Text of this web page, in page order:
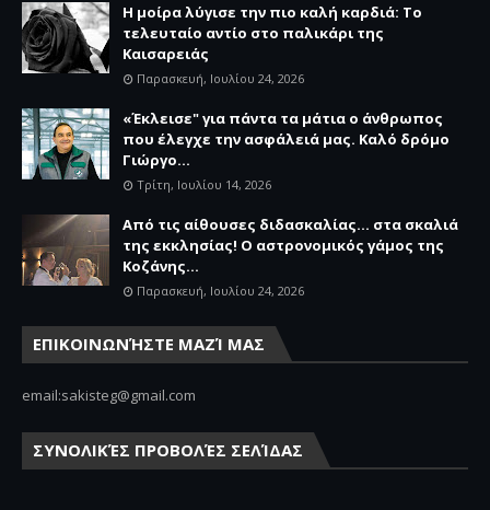
Η μοίρα λύγισε την πιο καλή καρδιά: Το
τελευταίο αντίο στο παλικάρι της
Καισαρειάς
Παρασκευή, Ιουλίου 24, 2026
«Έκλεισε" για πάντα τα μάτια ο άνθρωπος
που έλεγχε την ασφάλειά μας. Καλό δρόμο
Γιώργο...
Τρίτη, Ιουλίου 14, 2026
Από τις αίθουσες διδασκαλίας… στα σκαλιά
της εκκλησίας! Ο αστρονομικός γάμος της
Κοζάνης...
Παρασκευή, Ιουλίου 24, 2026
ΕΠΙΚΟΙΝΩΝΉΣΤΕ ΜΑΖΊ ΜΑΣ
email:sakisteg@gmail.com
ΣΥΝΟΛΙΚΈΣ ΠΡΟΒΟΛΈΣ ΣΕΛΊΔΑΣ